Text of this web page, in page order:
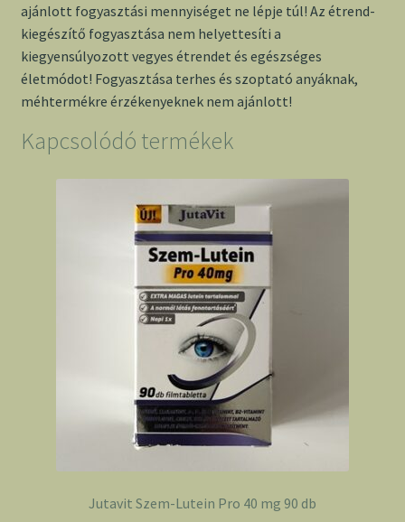
ajánlott fogyasztási mennyiséget ne lépje túl! Az étrend-
kiegészítő fogyasztása nem helyettesíti a
kiegyensúlyozott vegyes étrendet és egészséges
életmódot! Fogyasztása terhes és szoptató anyáknak,
méhtermékre érzékenyeknek nem ajánlott!
Kapcsolódó termékek
Jutavit Szem-Lutein Pro 40 mg 90 db